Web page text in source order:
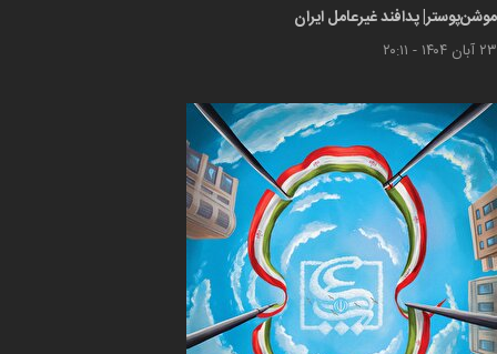
موشن‌پوستر| پدافند غیرعامل ایران
۲۳ آبان ۱۴۰۴ - ۲۰:۱۱